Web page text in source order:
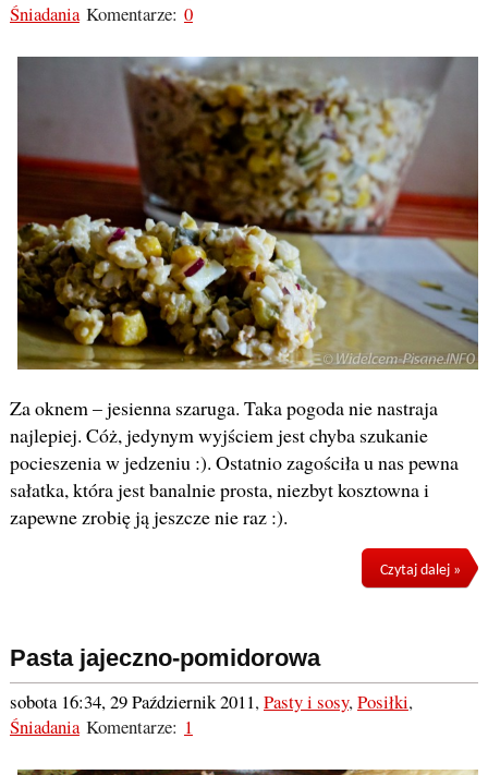
ŚniadaniaKomentarze: 0
Za oknem – jesienna szaruga. Taka pogoda nie nastraja
najlepiej. Cóż, jedynym wyjściem jest chyba szukanie
pocieszenia w jedzeniu :). Ostatnio zagościła u nas pewna
sałatka, która jest banalnie prosta, niezbyt kosztowna i
zapewne zrobię ją jeszcze nie raz :).
Czytaj dalej »
Pasta jajeczno-pomidorowa
sobota 16:34, 29 Październik 2011, Pasty i sosy, Posiłki,
ŚniadaniaKomentarze: 1